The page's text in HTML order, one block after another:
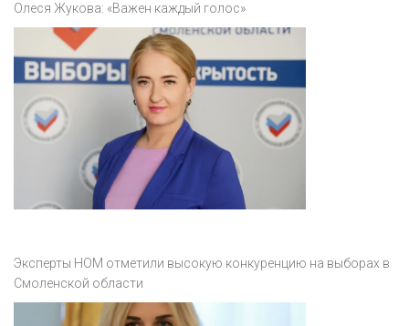
Олеся Жукова: «Важен каждый голос»
Эксперты НОМ отметили высокую конкуренцию на выборах в
Смоленской области